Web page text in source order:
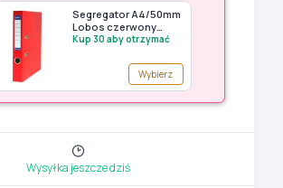
Segregator A4/50mm
Lobos czerwony
11433
Kup 30 aby otrzymać
Wybierz
Wysyłka jeszcze dziś